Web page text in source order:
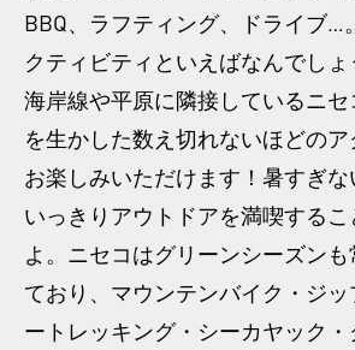
BBQ、ラフティング、ドライブ…
クティビティといえばなんでしょ
海岸線や平原に隣接しているニ
を生かした数え切れないほどの
お楽しみいただけます！暑すぎ
いっきりアウトドアを満喫する
よ。ニセコはグリーンシーズン
ており、マウンテンバイク・ジッ
ートレッキング・シーカヤック・